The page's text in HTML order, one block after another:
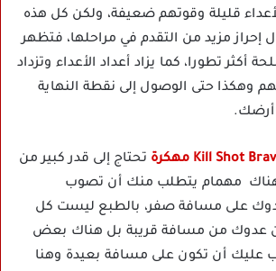
قليلة وقوتهم ضعيفة، ولكن كل هذه
إحراز مزيد من التقدم في مراحلها، فتظهر
أكثر تطورا، كما يزاد أعداد الأعداء وتزداد
وهكذا حتى الوصول إلى نقطة النهاية
أرضك.
تحتاج إلى قدر كبير من
هناك مهمام يتطلب منك أن تصوب
على مسافة صفر، بالطبع ليست كل
عدوك من مسافة قريبة بل هناك بعض
عليك أن تكون على مسافة بعيدة وهنا